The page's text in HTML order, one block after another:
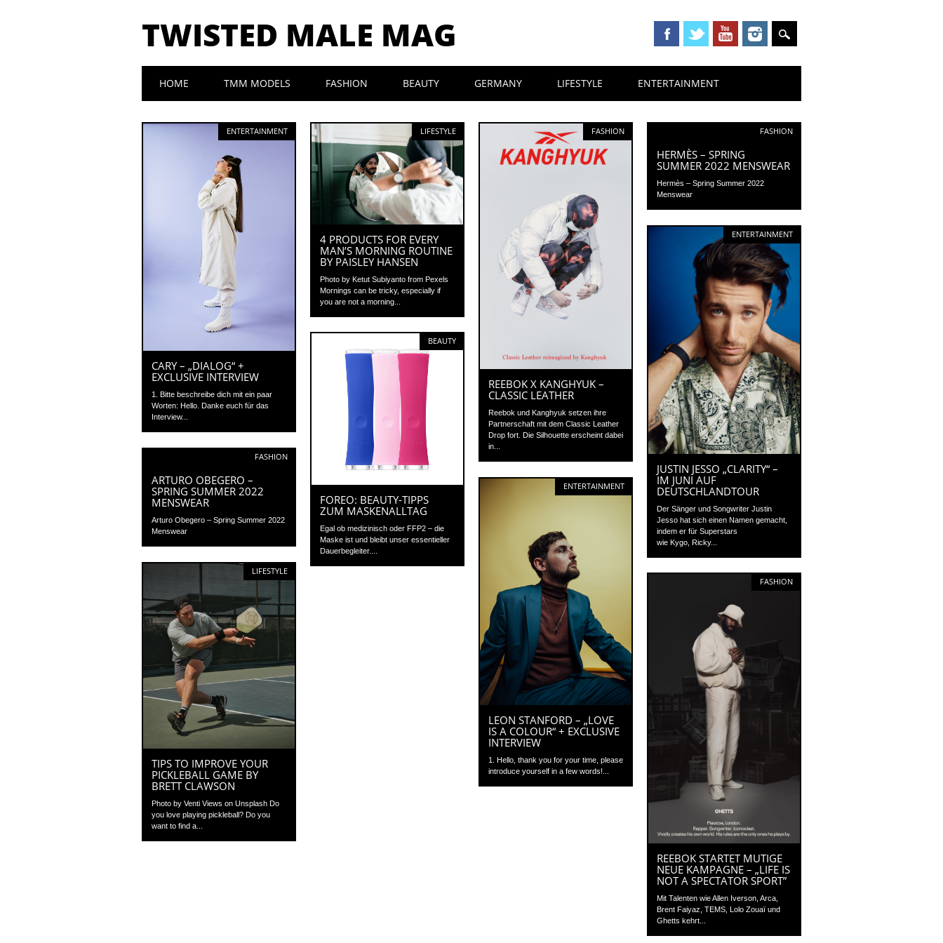
TWISTED MALE MAG
Main menu
HOME TMM MODELS FASHION BEAUTY GERMANY LIFESTYLE ENTERTAINMENT
ENTERTAINMENT
CARY – „DIALOG“ +
EXCLUSIVE INTERVIEW
1. Bitte beschreibe dich mit ein paar
Worten: Hello. Danke euch für das
Interview...
LIFESTYLE
4 PRODUCTS FOR EVERY
MAN’S MORNING ROUTINE
BY PAISLEY HANSEN
Photo by Ketut Subiyanto from Pexels
Mornings can be tricky, especially if
you are not a morning...
FASHION
REEBOK X KANGHYUK –
CLASSIC LEATHER
Reebok und Kanghyuk setzen ihre
Partnerschaft mit dem Classic Leather
Drop fort. Die Silhouette erscheint dabei
in...
FASHION
HERMÈS – SPRING
SUMMER 2022 MENSWEAR
Hermès – Spring Summer 2022
Menswear
ENTERTAINMENT
JUSTIN JESSO „CLARITY“ –
IM JUNI AUF
DEUTSCHLANDTOUR
Der Sänger und Songwriter Justin
Jesso hat sich einen Namen gemacht,
indem er für Superstars
wie Kygo, Ricky...
BEAUTY
FOREO: BEAUTY-TIPPS
ZUM MASKENALLTAG
Egal ob medizinisch oder FFP2 – die
Maske ist und bleibt unser essentieller
Dauerbegleiter....
FASHION
ARTURO OBEGERO –
SPRING SUMMER 2022
MENSWEAR
Arturo Obegero – Spring Summer 2022
Menswear
ENTERTAINMENT
LEON STANFORD – „LOVE
IS A COLOUR“ + EXCLUSIVE
INTERVIEW
1. Hello, thank you for your time, please
introduce yourself in a few words!...
LIFESTYLE
TIPS TO IMPROVE YOUR
PICKLEBALL GAME BY
BRETT CLAWSON
Photo by Venti Views on Unsplash Do
you love playing pickleball? Do you
want to find a...
FASHION
REEBOK STARTET MUTIGE
NEUE KAMPAGNE – „LIFE IS
NOT A SPECTATOR SPORT”
Mit Talenten wie Allen Iverson, Arca,
Brent Faiyaz, TEMS, Lolo Zouaï und
Ghetts kehrt...